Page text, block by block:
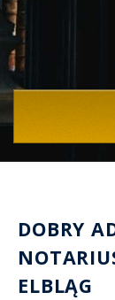
DOBRY
ELBLĄG